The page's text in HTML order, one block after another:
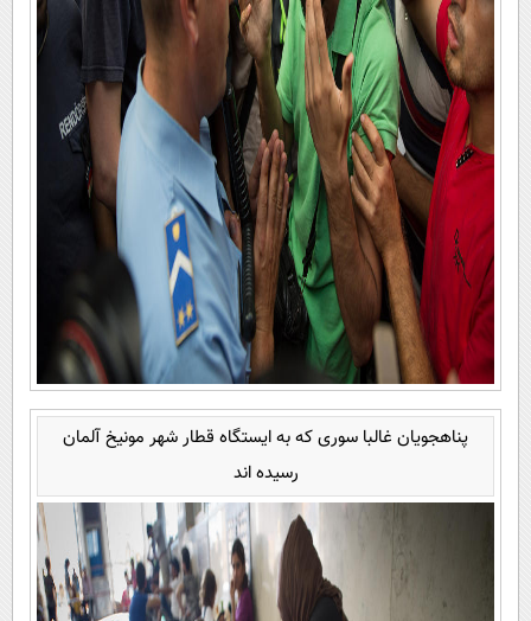
پناهجویان غالبا سوری که به ایستگاه قطار شهر مونیخ آلمان
رسیده اند